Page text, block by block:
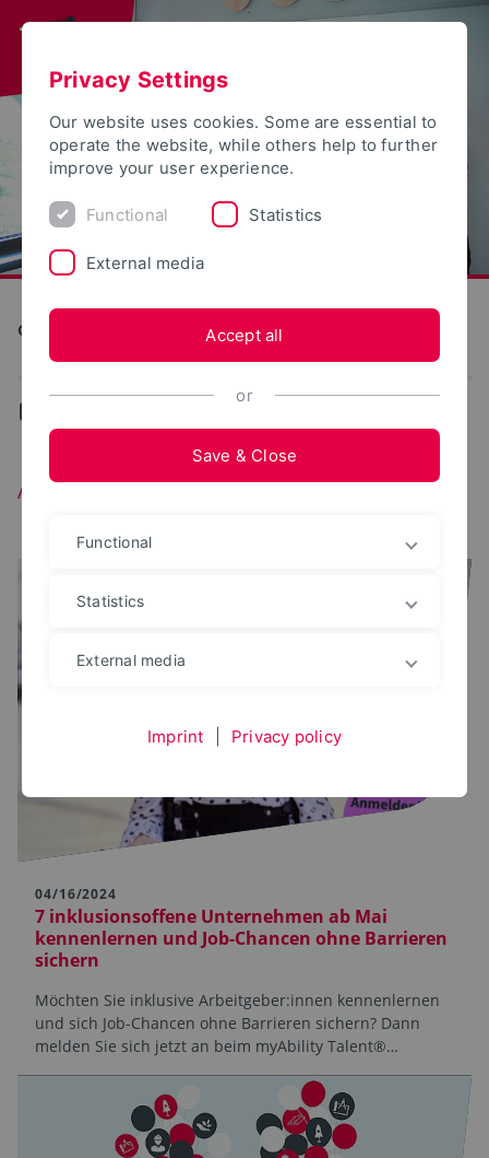
Career Service
Aktuelles
04/16/2024
7 inklusionsoffene Unternehmen ab Mai
kennenlernen und Job-Chancen ohne Barrieren
sichern
Möchten Sie inklusive Arbeitgeber:innen kennenlernen
und sich Job-Chancen ohne Barrieren sichern? Dann
melden Sie sich jetzt an beim myAbility Talent®…
Privacy Settings
Our website uses cookies. Some are essential to
operate the website, while others help to further
improve your user experience.
Functional Statistics
External media
Accept all
or
Save & Close
Functional
Statistics
External media
Imprint Privacy policy